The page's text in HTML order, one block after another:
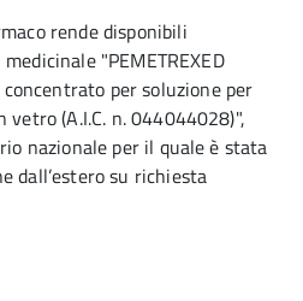
rende disponibili
"PEMETREXED
per soluzione per
(A.I.C. n. 044044028)",
nazionale per il quale è stata
dall’estero su richiesta